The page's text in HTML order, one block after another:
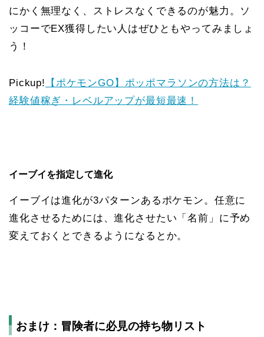
にかく無理なく、ストレスなくできるのが魅力。ソ
ッコーでEX獲得したい人はぜひともやってみましょ
う！
Pickup! 【ポケモンGO】ポッポマラソンの方法は？
経験値稼ぎ・レベルアップが最短最速！
イーブイを指定して進化
イーブイは進化が3パターンあるポケモン。任意に
進化させるためには、進化させたい「名前」に予め
変えておくとできるようになるとか。
おまけ：冒険者に必見の持ち物リスト